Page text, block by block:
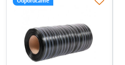
závlahu s dlhšou životnosťou.